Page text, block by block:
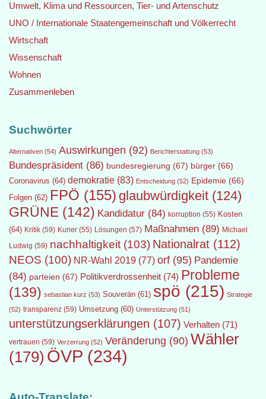
Umwelt, Klima und Ressourcen, Tier- und Artenschutz
UNO / Internationale Staatengemeinschaft und Völkerrecht
Wirtschaft
Wissenschaft
Wohnen
Zusammenleben
Suchwörter
Alternativen (54) Auswirkungen (92) Berichterstattung (53)
Bundespräsident (86) bundesregierung (67) bürger (66)
Coronavirus (64) demokratie (83) Entscheidung (52) Epidemie (66)
Folgen (62) FPÖ (155) glaubwürdigkeit (124)
GRÜNE (142) Kandidatur (84) korruption (55) Kosten
(64) Kritik (59) Kurier (55) Lösungen (57) Maßnahmen (89) Michael
Ludwig (59) nachhaltigkeit (103) Nationalrat (112)
NEOS (100) NR-Wahl 2019 (77) orf (95) Pandemie
(84) parteien (67) Politikverdrossenheit (74) Probleme
(139) sebastian kurz (53) Souverän (61) spö (215) Strategie
(52) transparenz (59) Umsetzung (60) Unterstützung (51)
unterstützungserklärungen (107) Verhalten (71)
vertrauen (59) Verzerrung (52) Veränderung (90) Wähler
(179) ÖVP (234)